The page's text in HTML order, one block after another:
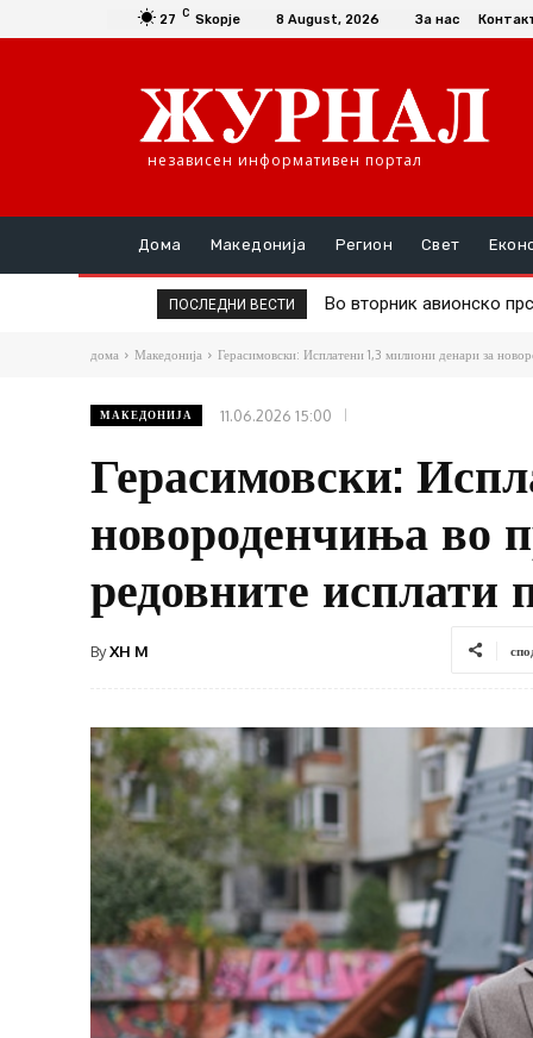
27 C Skopje 8 August, 2026 За нас
независен информативен портал
Дома Македонија Регион Свет
ПОСЛЕДНИ ВЕСТИ Во вторник авионско
Д-р Трајановски: По
дома Македонија Герасимовски: Исплатени 1,3 милиони денари за
МАКЕДОНИЈА 11.06.2026 15:00
Герасимовски:
новороденчиња во
редовните исплати
ByXH M